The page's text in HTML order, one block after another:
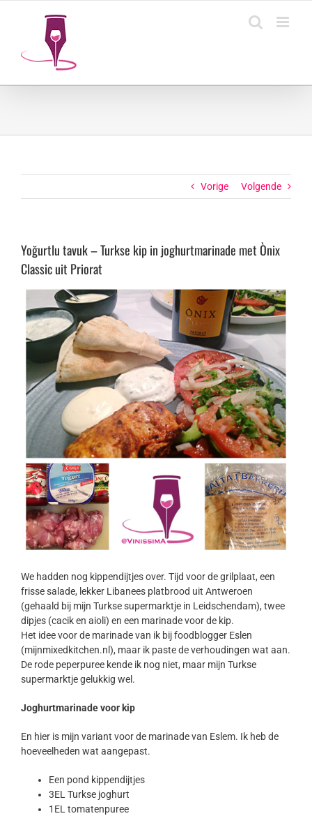
Vorige Volgende
Yoğurtlu tavuk – Turkse kip in joghurtmarinade met Ònix
Classic uit Priorat
We hadden nog kippendijtjes over. Tijd voor de grilplaat, een
frisse salade, lekker Libanees platbrood uit Antweroen
(gehaald bij mijn Turkse supermarktje in Leidschendam), twee
dipjes (cacik en aioli) en een marinade voor de kip.
Het idee voor de marinade van ik bij foodblogger Eslen
(mijnmixedkitchen.nl), maar ik paste de verhoudingen wat aan.
De rode peperpuree kende ik nog niet, maar mijn Turkse
supermarktje gelukkig wel.
Joghurtmarinade voor kip
En hier is mijn variant voor de marinade van Eslem. Ik heb de
hoeveelheden wat aangepast.
Een pond kippendijtjes
3EL Turkse joghurt
1EL tomatenpuree